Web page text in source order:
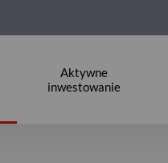
Aktywne
inwestowanie